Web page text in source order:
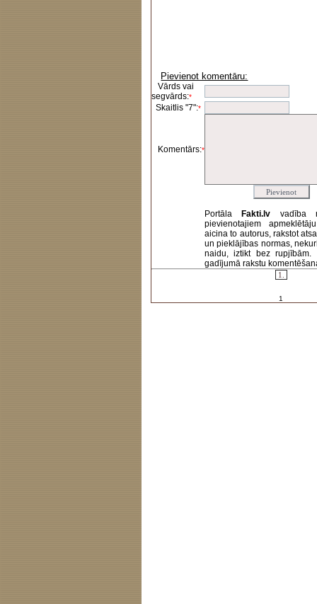
Pievienot komentāru:
Vārds vai
segvārds:*
Skaitlis "7":*
Komentārs:*
Portāla Fakti.lv vadība
pievienotajiem
aicina to autorus, rakstot
un pieklājības normas,
naidu, iztikt bez rupjībām.
gadījumā rakstu
1.
1